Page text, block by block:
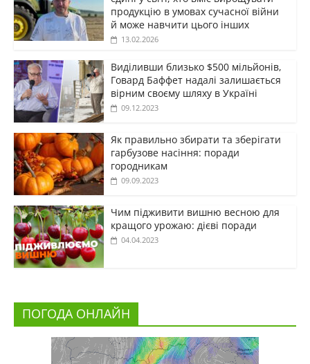
продукцію в умовах сучасної війни
й може навчити цього інших
13.02.2026
Виділивши близько $500 мільйонів,
Говард Баффет надалі залишається
вірним своєму шляху в Україні
09.12.2023
Як правильно збирати та зберігати
гарбузове насіння: поради
городникам
09.09.2023
Чим підживити вишню весною для
кращого урожаю: дієві поради
04.04.2023
ПОГОДА ОНЛАЙН